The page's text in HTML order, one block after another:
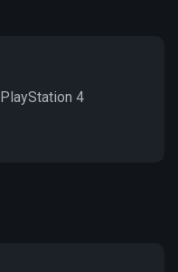
PlayStation 4